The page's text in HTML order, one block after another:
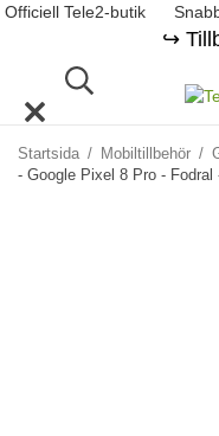
Officiell Tele2-butik
↪️
Startsida / Mobiltillbehör /
- Google Pixel 8 Pro - Fodral